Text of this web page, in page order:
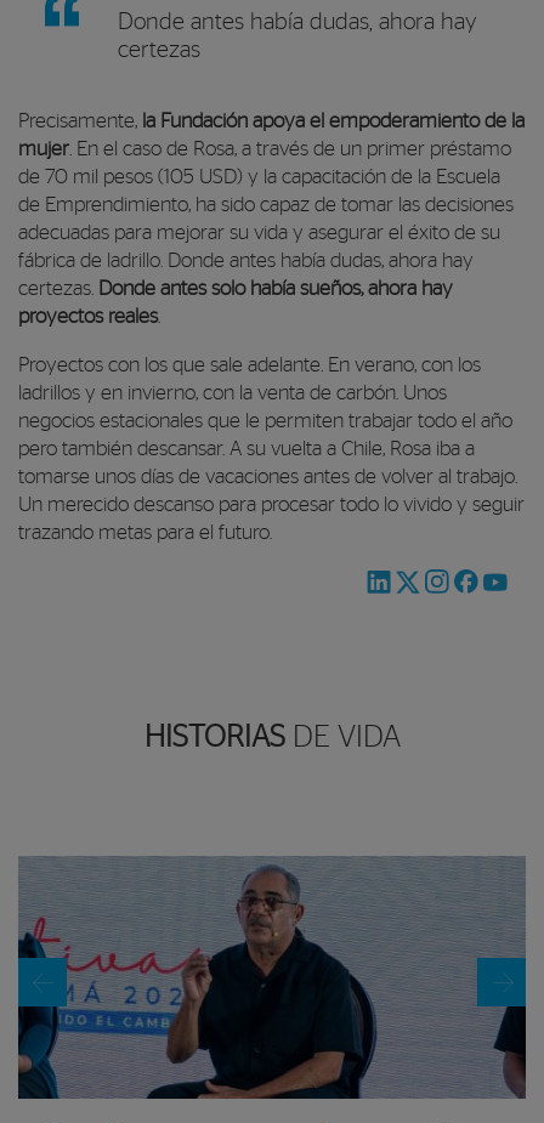
Donde antes había dudas, ahora hay
certezas
Precisamente, la Fundación apoya el empoderamiento de la
mujer . En el caso de Rosa, a través de un primer préstamo
de 70 mil pesos (105 USD) y la capacitación de la Escuela
de Emprendimiento, ha sido capaz de tomar las decisiones
adecuadas para mejorar su vida y asegurar el éxito de su
fábrica de ladrillo. Donde antes había dudas, ahora hay
certezas. Donde antes solo había sueños, ahora hay
proyectos reales.
Proyectos con los que sale adelante. En verano, con los
ladrillos y en invierno, con la venta de carbón. Unos
negocios estacionales que le permiten trabajar todo el año
pero también descansar. A su vuelta a Chile, Rosa iba a
tomarse unos días de vacaciones antes de volver al trabajo.
Un merecido descanso para procesar todo lo vivido y seguir
trazando metas para el futuro.
HISTORIASDE VIDA